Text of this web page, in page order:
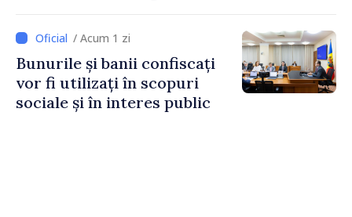
Irlandei de Nord, Fern
Horine / Acum 1 zi
Bunurile și banii confiscați
vor fi utilizați în scopuri
sociale și în interes public